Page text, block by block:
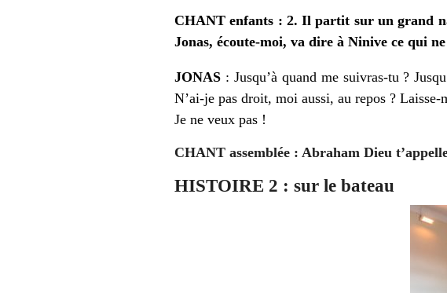
CHANT enfants : 2. Il partit sur un grand
Jonas, écoute-moi, va dire à Ninive ce qui
JONAS : Jusqu’à quand me suivras-tu ?
N’ai-je pas droit, moi aussi, au repos ?
Je ne veux pas !
CHANT assemblée : Abraham Dieu
HISTOIRE 2 : sur le bateau